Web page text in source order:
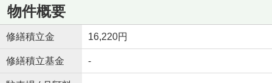
物件概要
修繕積立金 16,220円
修繕積立基金 -